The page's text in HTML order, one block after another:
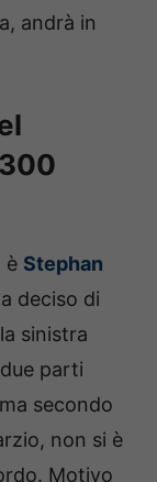
andrà in
è Stephan
deciso di
sinistra
parti
secondo
non si è
Motivo